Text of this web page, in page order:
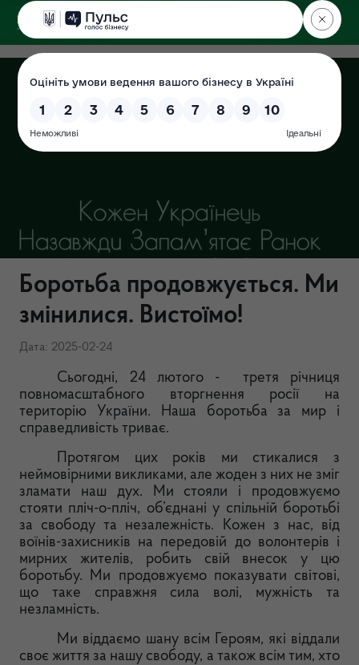
ДЕРЖЕКОІНСПЕКЦІЯ
у Львівській області
Боротьба продовжується. Ми
змінилися. Вистоїмо!
Дата: 2025-02-24
Сьогодні, 24 лютого - третя річниця
повномасштабного вторгнення росії на
територію України. Наша боротьба за мир і
справедливість триває.
Протягом цих років ми стикалися з
неймовірними викликами, але жоден з них не зміг
зламати наш дух. Ми стояли і продовжуємо
стояти пліч-о-пліч, об’єднані у спільній боротьбі
за свободу та незалежність. Кожен з нас, від
воїнів-захисників на передовій до волонтерів і
мирних жителів, робить свій внесок у цю
боротьбу. Ми продовжуємо показувати світові,
що таке справжня сила волі, мужність та
незламність.
Ми віддаємо шану всім Героям, які віддали
своє життя за нашу свободу, а також всім тим, хто